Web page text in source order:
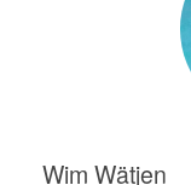
Wim Wätjen